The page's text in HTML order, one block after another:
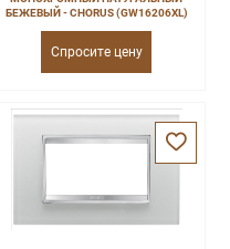
БЕЖЕВЫЙ - CHORUS (GW16206XL)
Спросите цену